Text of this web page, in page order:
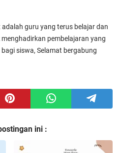
guru yang terus belajar dan
pembelajaran yang
siswa, Selamat bergabung
ini :